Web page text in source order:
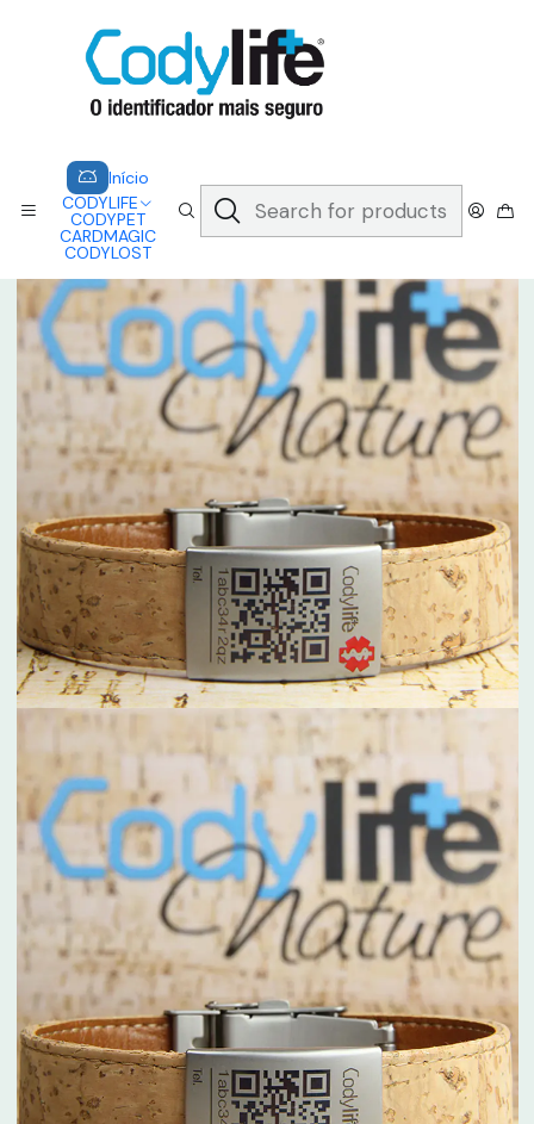
Início
CODYLIFE
CODYPET
CARDMAGIC
CODYLOST
A CODYLIFE PERMITE AOS SOCORRISTAS ACEDER
INSTANTANEAMENTE AOS SEUS DADOS ATRAVÉS DE UM QR CODE
Saber mais